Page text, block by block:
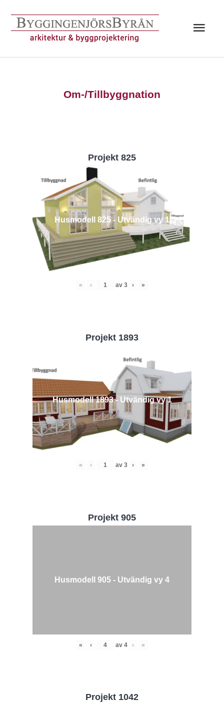
innehåll
Om-/Tillbyggnation
Projekt 825
Husmodell 825 - Utvändig vy 1
« ‹ av 3 › »
Projekt 1893
Husmodell 1893 - Utvändig vy 1
« ‹ av 3 › »
Projekt 905
Husmodell 905 - Utvändig vy 4
« ‹ av 4 › »
Projekt 1042